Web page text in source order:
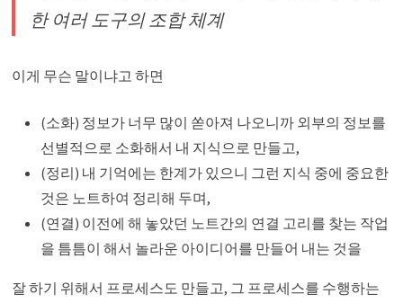
한 여러 도구의 조합 체계
이게 무슨 말이냐고 하면
(소화) 정보가 너무 많이 쏟아져 나오니까 외부의 정보를
선별적으로 소화해서 내 지식으로 만들고,
(정리) 내 기억에는 한계가 있으니 그런 지식 중에 중요한
것은 노트하여 정리해 두며,
(연결) 이전에 해 놓았던 노트간의 연결 고리를 찾는 작업
을 틈틈이 해서 놀라운 아이디어를 만들어 내는 것을
잘 하기 위해서 프로세스도 만들고, 그 프로세스를 수행하는